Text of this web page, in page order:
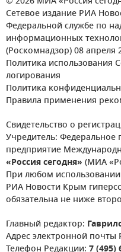
Сетевое издание РИА
Федеральной службе по
информационных
(Роскомнадзор) 08 апреля
Политика использования
логирования
Политика
Правила применения
Свидетельство о
Учредитель: Федеральное
предприятие
«Россия сегодня» (МИА
При любом
РИА Новости Крым
обязательна не ниже
Главный редактор:
Адрес электронной почты